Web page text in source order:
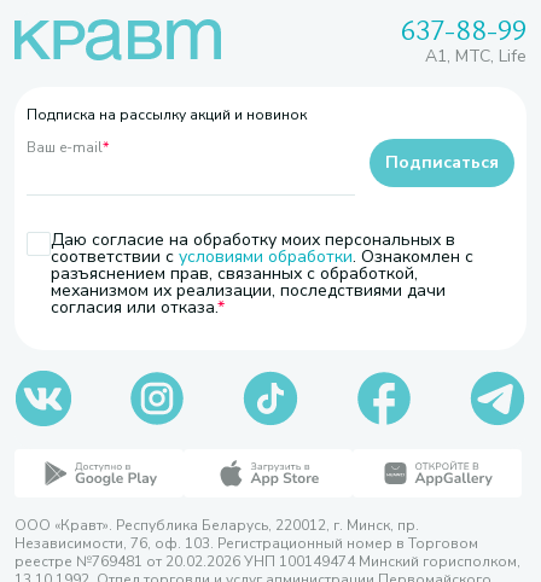
637-88-99
A1, МТС, Life
Подписка на рассылку акций и новинок
Ваш e-mail*
Даю согласие на обработку моих персональных в
соответствии с условиями обработки. Ознакомлен с
разъяснением прав, связанных с обработкой,
механизмом их реализации, последствиями дачи
согласия или отказа.
Подписаться
ООО «Кравт». Республика Беларусь, 220012, г. Минск, пр.
Независимости, 76, оф. 103. Регистрационный номер в Торговом
реестре №769481 от 20.02.2026 УНП 100149474 Минский горисполком,